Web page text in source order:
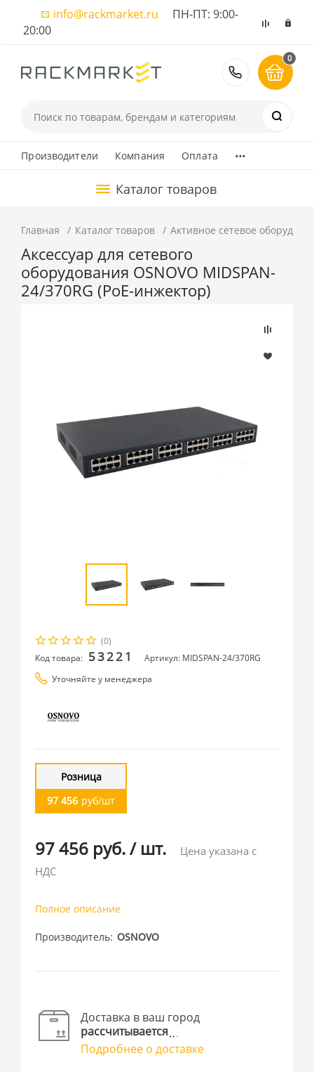
info@rackmarket.ru ПН-ПТ: 9:00-
20:00
8 (495)
0
Производители Компания Оплата ...
Каталог товаров
Главная Каталог товаров Активное сетевое
Аксессуар для сетевого
оборудования OSNOVO MIDSPAN-
24/370RG (PoE-инжектор)
(0)
Код товара: 53221
Артикул: MIDSPAN-24/370RG
Уточняйте у менеджера
Розница
97 456 руб/шт
97 456 руб./ шт.
Цена указана с
НДС
Полное описание
Производитель OSNOVO
Доставка в ваш город
рассчитывается
Подробнее о доставке